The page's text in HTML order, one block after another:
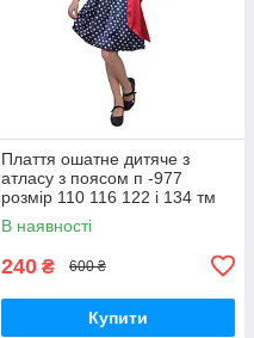
Плаття ошатне дитяче з
атласу з поясом п -977
розмір 110 116 122 і 134 тм
"Попелюшка"
В наявності
240 ₴ 600 ₴
Купити